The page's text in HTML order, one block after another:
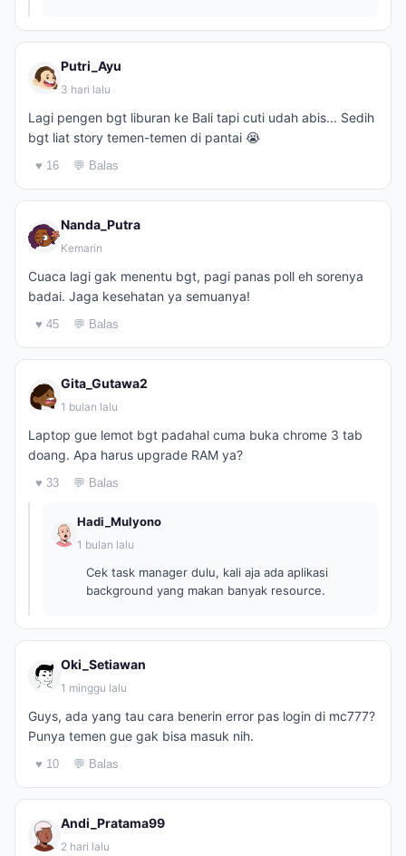
Putri_Ayu
3 hari lalu
Lagi pengen bgt liburan ke Bali tapi cuti udah abis... Sedih
bgt liat story temen-temen di pantai 😭
♥ 16 💬 Balas
Nanda_Putra
Kemarin
Cuaca lagi gak menentu bgt, pagi panas poll eh sorenya
badai. Jaga kesehatan ya semuanya!
♥ 45 💬 Balas
Gita_Gutawa2
1 bulan lalu
Laptop gue lemot bgt padahal cuma buka chrome 3 tab
doang. Apa harus upgrade RAM ya?
♥ 33 💬 Balas
Hadi_Mulyono
1 bulan lalu
Cek task manager dulu, kali aja ada aplikasi
background yang makan banyak resource.
Oki_Setiawan
1 minggu lalu
Guys, ada yang tau cara benerin error pas login di mc777?
Punya temen gue gak bisa masuk nih.
♥ 10 💬 Balas
Andi_Pratama99
2 hari lalu